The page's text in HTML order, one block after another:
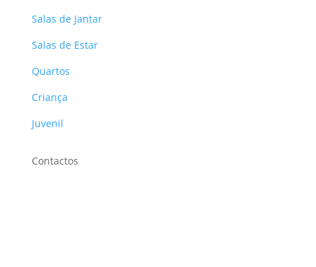
Salas de Jantar
Salas de Estar
Quartos
Criança
Juvenil
Contactos